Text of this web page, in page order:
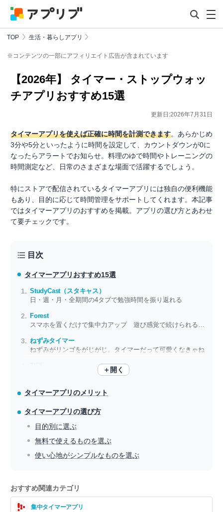
TOP 生活・暮らしアプリ
※コンテンツの一部にアフィリエイト広告が含まれています
【2026年】 タイマー・ストップウォッ
チアプリおすすめ15選
更新日:2026年7月31日
タイマーアプリを使えば正確に時間を計測できます。あらかじめ
3分や5分といったように時間を設定して、カウントダウンが0に
なったらアラートでお知らせ。料理のゆで時間やトレーニングの
時間測定など、日常のさまざまな場面で活躍するでしょう。
特にストアで配信されているタイマーアプリには独自の便利機能
もあり、目的に応じて時間管理をサポートしてくれます。本記事
ではタイマーアプリのおすすめを掲載。アプリの選び方とあわせ
て要チェックです。
目次
タイマーアプリ おすすめ15選
StudyCast（スタキャス）
日・週・月・全期間の4タブで勉強時間を振り返れる
Forest
スマホを置くだけで集中力アップ 遊び感覚で続けられるタイマーアプリ
ねずみタイマー
ねずみがリンゴをがじがじ。タイマーだって可愛くなきゃね
＋開く
タイマーアプリのメリット
タイマーアプリの選び方
目的別に選ぶ
無料で使えるものを選ぶ
使い心地がシンプルなものを選ぶ
おすすめ関連カテゴリ
集中タイマーアプリ